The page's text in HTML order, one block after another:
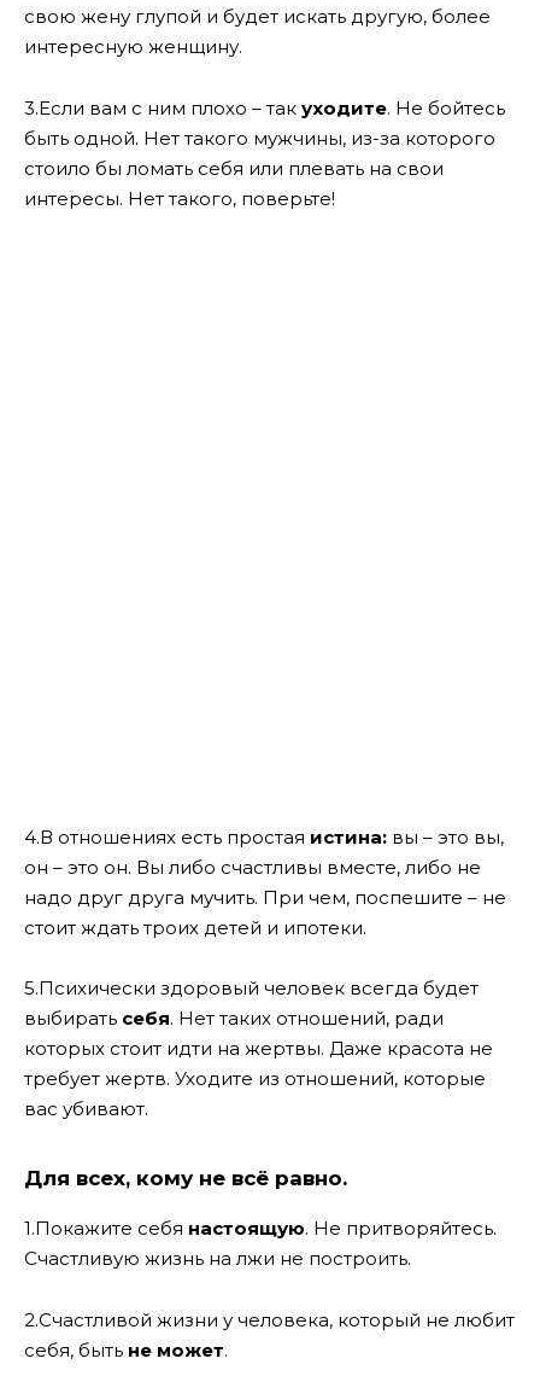
свою жену глупой и будет искать другую, более
интересную женщину.
3.Если вам с ним плохо – так уходите. Не бойтесь
быть одной. Нет такого мужчины, из-за которого
стоило бы ломать себя или плевать на свои
интересы. Нет такого, поверьте!
4.В отношениях есть простая истина: вы – это вы,
он – это он. Вы либо счастливы вместе, либо не
надо друг друга мучить. При чем, поспешите – не
стоит ждать троих детей и ипотеки.
5.Психически здоровый человек всегда будет
выбирать себя. Нет таких отношений, ради
которых стоит идти на жертвы. Даже красота не
требует жертв. Уходите из отношений, которые
вас убивают.
Для всех, кому не всё равно.
1.Покажите себя настоящую. Не притворяйтесь.
Счастливую жизнь на лжи не построить.
2.Счастливой жизни у человека, который не любит
себя, быть не может.